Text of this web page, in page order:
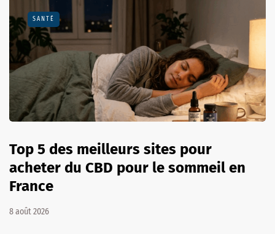
SANTÉ
Top 5 des meilleurs sites pour
acheter du CBD pour le sommeil en
France
8 août 2026